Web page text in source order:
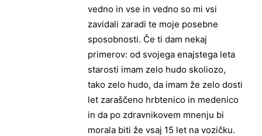
vedno in vse in vedno so mi vsi
zavidali zaradi te moje posebne
sposobnosti. Če ti dam nekaj
primerov: od svojega enajstega leta
starosti imam zelo hudo skoliozo,
tako zelo hudo, da imam že zelo dosti
let zaraščeno hrbtenico in medenico
in da po zdravnikovem mnenju bi
morala biti že vsaj 15 let na vozičku.